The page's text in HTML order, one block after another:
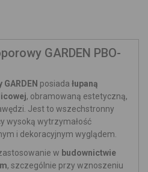
GARDEN PBO-
posiada łupaną
, obramowaną estetyczną,
Jest to wszechstronny
wysoką wytrzymałość
i dekoracyjnym wyglądem.
w budownictwie
, szczególnie przy wznoszeniu